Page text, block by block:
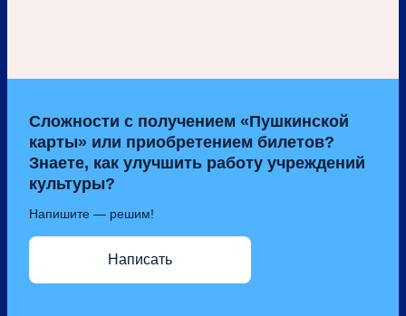
Сложности с получением «Пушкинской
карты» или приобретением билетов?
Знаете, как улучшить работу учреждений
культуры?
Напишите — решим!
Написать